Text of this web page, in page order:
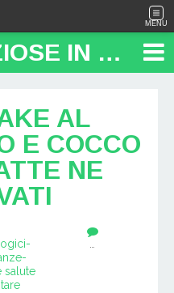
MENU
RICETTE DELIZIOSE IN PENTOLA: "FOOD TRAVEL BLOG"
AL
E COCCO
NE
salute
…